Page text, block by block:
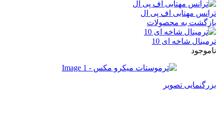
ترانس مهتابی اف پی ال
بازگشت به محصولات
ترمینال شاخه ای 10
ناموجود
بزرگنمایی تصویر